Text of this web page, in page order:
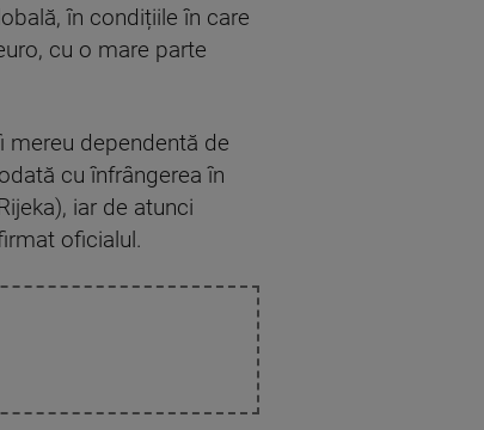
în condițiile în care
cu o mare parte
mereu dependentă de
cu înfrângerea în
iar de atunci
oficialul.